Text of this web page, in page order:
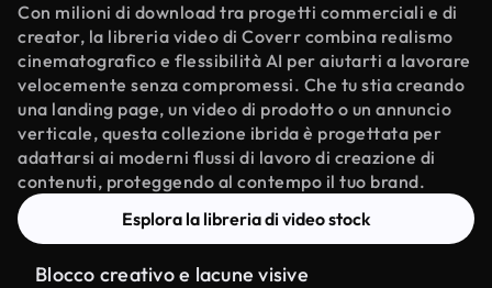
Con milioni di download tra progetti commerciali e di
creator, la libreria video di Coverr combina realismo
cinematografico e flessibilità AI per aiutarti a lavorare
velocemente senza compromessi. Che tu stia creando
una landing page, un video di prodotto o un annuncio
verticale, questa collezione ibrida è progettata per
adattarsi ai moderni flussi di lavoro di creazione di
contenuti, proteggendo al contempo il tuo brand.
Esplora la libreria di video stock
Blocco creativo e lacune visive